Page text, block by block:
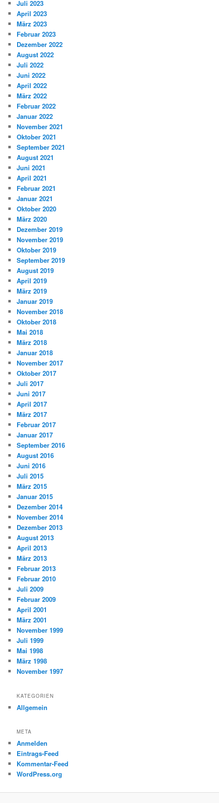
Juli 2023
April 2023
März 2023
Februar 2023
Dezember 2022
August 2022
Juli 2022
Juni 2022
April 2022
März 2022
Februar 2022
Januar 2022
November 2021
Oktober 2021
September 2021
August 2021
Juni 2021
April 2021
Februar 2021
Januar 2021
Oktober 2020
März 2020
Dezember 2019
November 2019
Oktober 2019
September 2019
August 2019
April 2019
März 2019
Januar 2019
November 2018
Oktober 2018
Mai 2018
März 2018
Januar 2018
November 2017
Oktober 2017
Juli 2017
Juni 2017
April 2017
März 2017
Februar 2017
Januar 2017
September 2016
August 2016
Juni 2016
Juli 2015
März 2015
Januar 2015
Dezember 2014
November 2014
Dezember 2013
August 2013
April 2013
März 2013
Februar 2013
Februar 2010
Juli 2009
Februar 2009
April 2001
März 2001
November 1999
Juli 1999
Mai 1998
März 1998
November 1997
KATEGORIEN
Allgemein
META
Anmelden
Eintrags-Feed
Kommentar-Feed
WordPress.org